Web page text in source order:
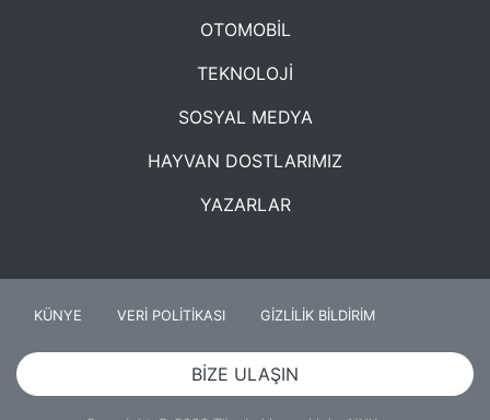
OTOMOBİL
TEKNOLOJİ
SOSYAL MEDYA
HAYVAN DOSTLARIMIZ
YAZARLAR
KÜNYE VERİ POLİTİKASI GİZLİLİK BİLDİRİM
BİZE ULAŞIN